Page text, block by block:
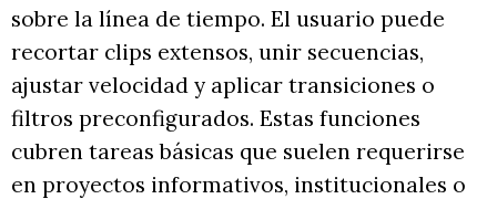
sobre la línea de tiempo. El usuario puede
recortar clips extensos, unir secuencias,
ajustar velocidad y aplicar transiciones o
filtros preconfigurados. Estas funciones
cubren tareas básicas que suelen requerirse
en proyectos informativos, institucionales o